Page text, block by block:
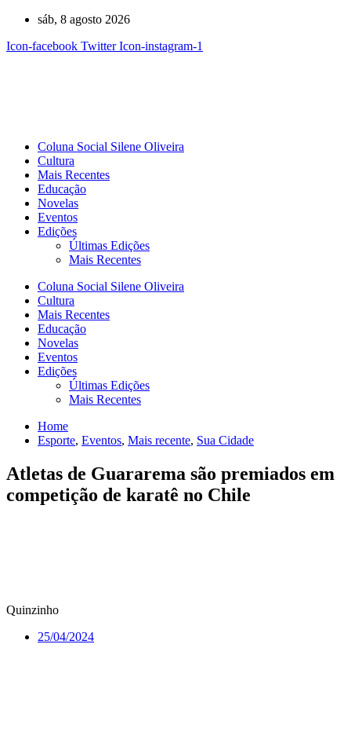
o
sáb, 8 agosto 2026
Icon-facebook Twitter Icon-instagram-1
Coluna Social Silene Oliveira
Cultura
Mais Recentes
Educação
Novelas
Eventos
Edições
Últimas Edições
Mais Recentes
Coluna Social Silene Oliveira
Cultura
Mais Recentes
Educação
Novelas
Eventos
Edições
Últimas Edições
Mais Recentes
Home
Esporte, Eventos, Mais recente, Sua Cidade
Atletas de Guararema são premiados em
competição de karatê no Chile
Quinzinho
25/04/2024